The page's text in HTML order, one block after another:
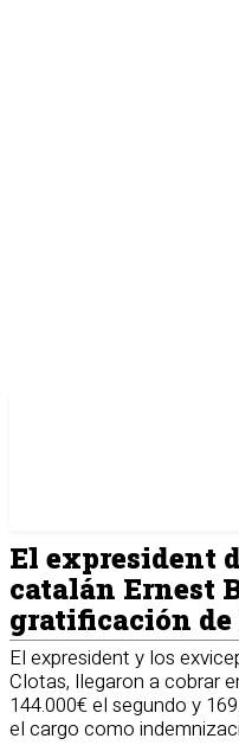
El expresident
catalán Ernest
gratificación de
El expresident y los
Clotas, llegaron a cobrar
144.000€ el segundo y
el cargo como